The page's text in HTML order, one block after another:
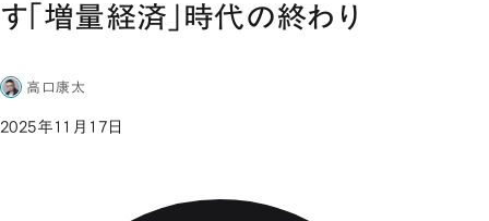
す「増量経済」時代の終わり
高口康太
2025年11月17日